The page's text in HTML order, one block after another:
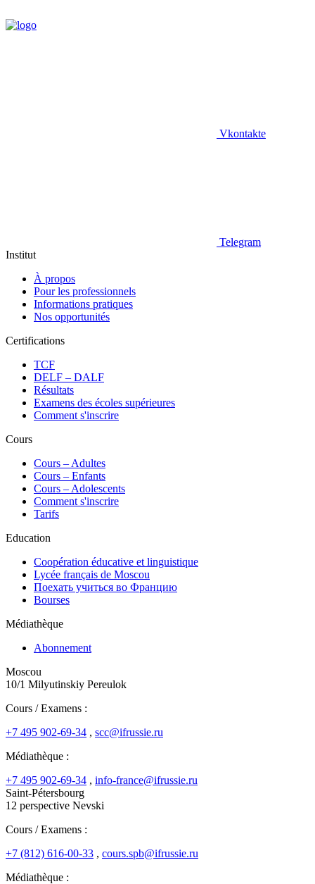
Vkontakte
Telegram
Institut
À propos
Pour les professionnels
Informations pratiques
Nos opportunités
Certifications
TCF
DELF – DALF
Résultats
Examens des écoles supérieures
Comment s'inscrire
Cours
Сours – Adultes
Cours – Enfants
Cours – Adolescents
Comment s'inscrire
Tarifs
Education
Coopération éducative et linguistique
Lycée français de Moscou
Поехать учиться во Францию
Bourses
Médiathèque
Abonnement
Moscou
10/1 Milyutinskiy Pereulok
Cours / Examens :
+7 495 902-69-34 , scc@ifrussie.ru
Médiathèque :
+7 495 902-69-34 , info-france@ifrussie.ru
Saint-Pétersbourg
12 perspective Nevski
Cours / Examens :
+7 (812) 616-00-33 , cours.spb@ifrussie.ru
Médiathèque :